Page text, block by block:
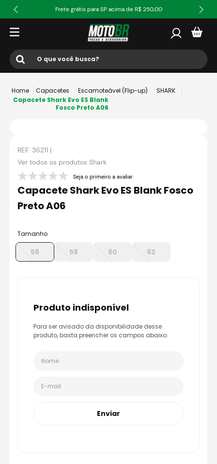
Frete grátis para SP acima de R$ 250,00
O que você busca?
1º ls2
4º fw3
5 º jaqueta
7º axxis fenix
9º capacete ls2
race tech
Capacetes Escamoteável (Flip-up)
SHARK
Capacete Shark Evo ES Blank
Fosco Preto A06
REF: 36211 |
Ver todos os produtos Shark
Seja o primeiro a avaliar
Capacete Shark Evo ES Blank Fosco
Preto A06
Tamanho
56 58 60 62
produto indisponível
Para ser avisado da disponibilidade desse
produto, basta preencher os campos abaixo:
Enviar